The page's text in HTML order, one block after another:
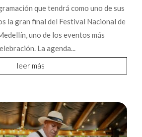
que tendrá como uno de sus
la gran final del Festival Nacional de
uno de los eventos más
La agenda...
leer más